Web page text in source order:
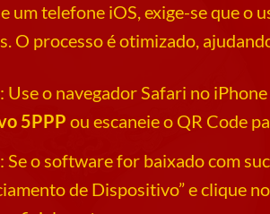
um telefone iOS, exige-se que o
O processo é otimizado,
Use o navegador Safari no
5PPP ou escaneie o QR Code
Se o software for baixado com
de Dispositivo” e clique